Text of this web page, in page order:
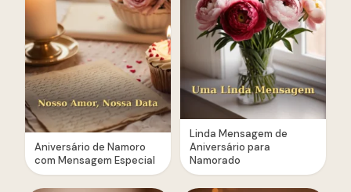
Aniversário de Namoro
com Mensagem Especial
Linda Mensagem de
Aniversário para
Namorado